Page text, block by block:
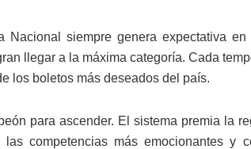
Nacional siempre genera expectativa en
llegar a la máxima categoría. Cada
los boletos más deseados del país.
para ascender. El sistema premia la
competencias más emocionantes y